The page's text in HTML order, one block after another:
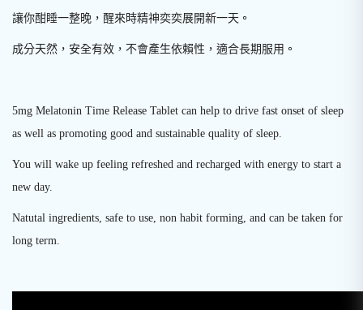
讓你酣睡一整晚，醒來時精神奕奕展開新一天 。
成分天然，安全有效，不會產生依賴性，適合長期服用 。
5mg Melatonin Time Release Tablet can help to drive fast onset of sleep
as well as promoting good and sustainable quality of sleep.
You will wake up feeling refreshed and recharged with energy to start a
new day.
Natutal ingredients, safe to use, non habit forming, and can be taken for
long term.